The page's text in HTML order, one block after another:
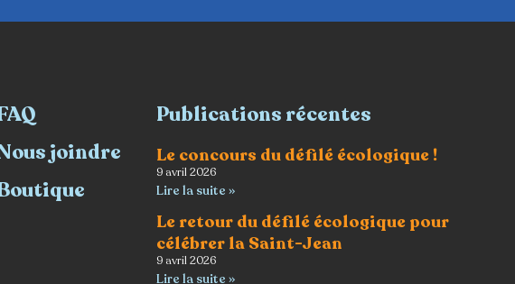
joindre
Publications récentes
Le concours du défilé écologique !
9 avril 2026
Lire la suite »
Le retour du défilé écologique pour
célébrer la Saint-Jean
9 avril 2026
Lire la suite »